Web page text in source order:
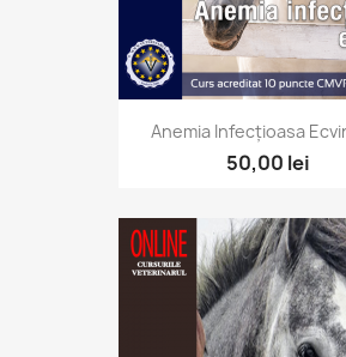
Anemia Infecțioasa
50,00 lei